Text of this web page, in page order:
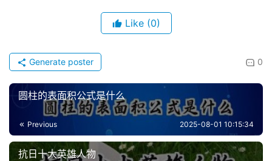
Like (0)
0
Generate poster
圆柱的表面积公式是什么
Previous 2025-08-01 10:15:34
抗日十大英雄人物